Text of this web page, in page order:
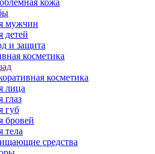
кожа
мужчин
детей
и защита
косметика
косметика
лица
глаз
губ
бровей
тела
средства